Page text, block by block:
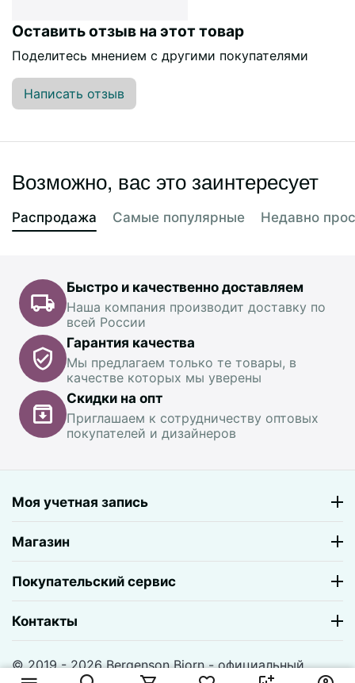
Оставить отзыв на этот товар
Поделитесь мнением с другими покупателями
Написать отзыв
Возможно, вас это заинтересует
Распродажа Самые популярные Недавно
Быстро и качественно доставляем
Наша компания производит доставку по
всей России
Гарантия качества
Мы предлагаем только те товары, в
качестве которых мы уверены
Скидки на опт
Приглашаем к сотрудничеству оптовых
покупателей и дизайнеров
Моя учетная запись
Магазин
Покупательский сервис
Контакты
© 2019 - 2026 Bergenson Bjorn - официальный